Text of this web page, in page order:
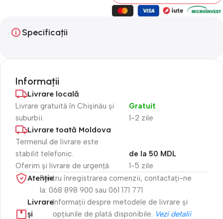
Specificații
Informații
Livrare locală
Livrare gratuită în Chișinău și
suburbii.
1-2 zile
Gratuit
Livrare toată Moldova
Termenul de livrare este
stabilit telefonic.
Oferim și livrare de urgență.
1-5 zile
de la 50 MDL
Atenție​Pentru înregistrarea comenzii, contactați-ne
la: 068 898 900 sau 061 171 771
Livrare
și
Informații despre metodele de livrare și
opțiunile de plată disponibile. Vezi detalii